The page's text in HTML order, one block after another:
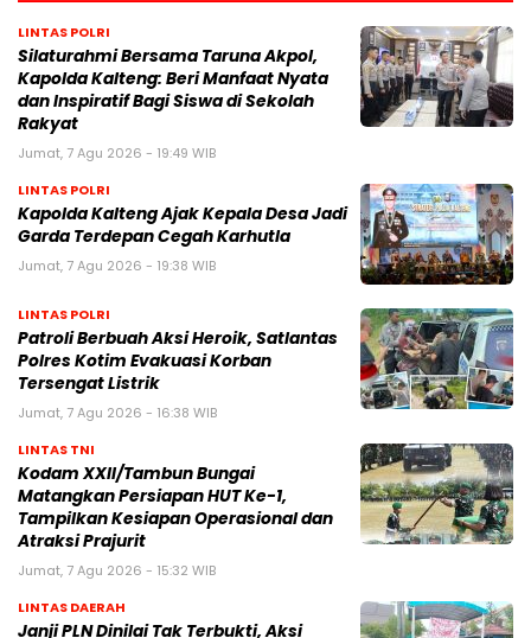
LINTAS POLRI
Silaturahmi Bersama Taruna Akpol,
Kapolda Kalteng: Beri Manfaat Nyata
dan Inspiratif Bagi Siswa di Sekolah
Rakyat
Jumat, 7 Agu 2026 - 19:49 WIB
LINTAS POLRI
Kapolda Kalteng Ajak Kepala Desa Jadi
Garda Terdepan Cegah Karhutla
Jumat, 7 Agu 2026 - 19:38 WIB
LINTAS POLRI
Patroli Berbuah Aksi Heroik, Satlantas
Polres Kotim Evakuasi Korban
Tersengat Listrik
Jumat, 7 Agu 2026 - 16:38 WIB
LINTAS TNI
Kodam XXII/Tambun Bungai
Matangkan Persiapan HUT Ke-1,
Tampilkan Kesiapan Operasional dan
Atraksi Prajurit
Jumat, 7 Agu 2026 - 15:32 WIB
LINTAS DAERAH
Janji PLN Dinilai Tak Terbukti, Aksi